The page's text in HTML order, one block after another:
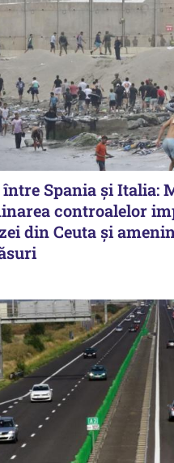
Spania și Italia:
controalelor
din Ceuta și